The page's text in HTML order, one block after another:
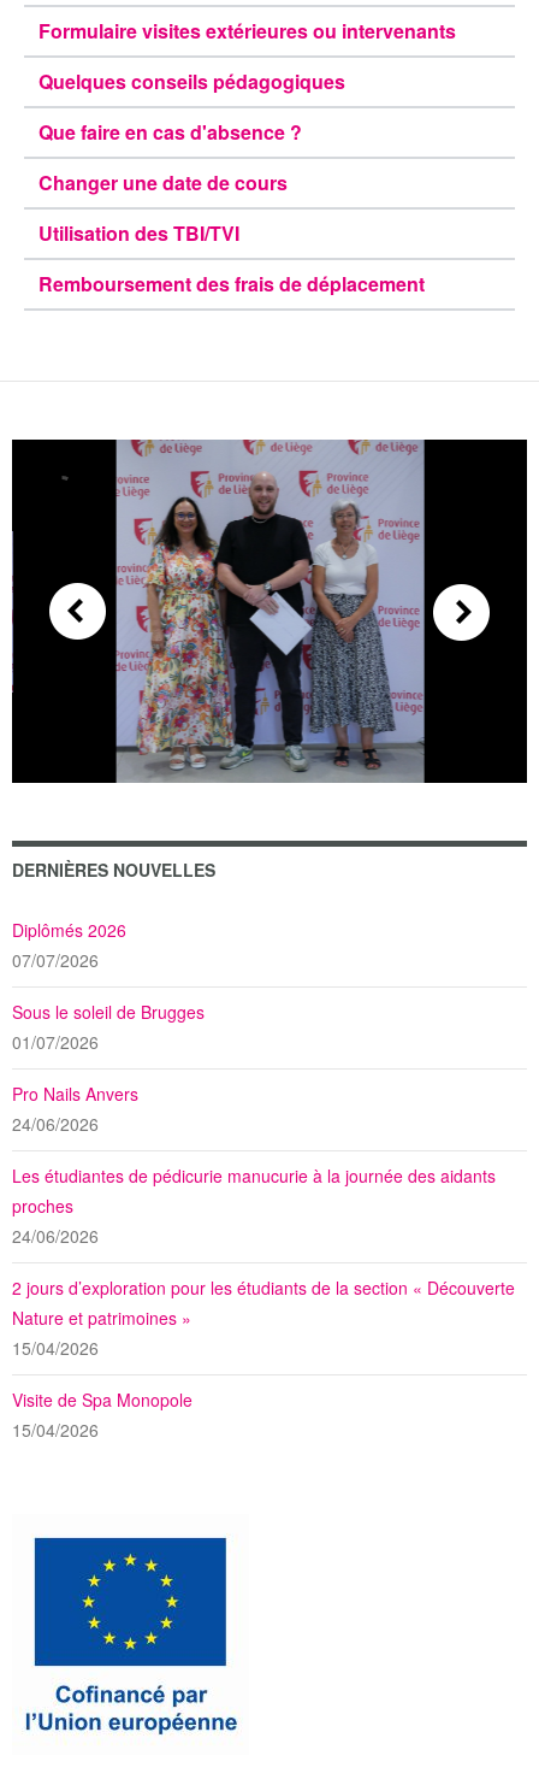
Formulaire visites extérieures ou intervenants
Quelques conseils pédagogiques
Que faire en cas d'absence ?
Changer une date de cours
Utilisation des TBI/TVI
Remboursement des frais de déplacement
DERNIÈRES NOUVELLES
Diplômés 2026
07/07/2026
Sous le soleil de Brugges
01/07/2026
Pro Nails Anvers
24/06/2026
Les étudiantes de pédicurie manucurie à la journée des aidants
proches
24/06/2026
2 jours d’exploration pour les étudiants de la section « Découverte
Nature et patrimoines »
15/04/2026
Visite de Spa Monopole
15/04/2026